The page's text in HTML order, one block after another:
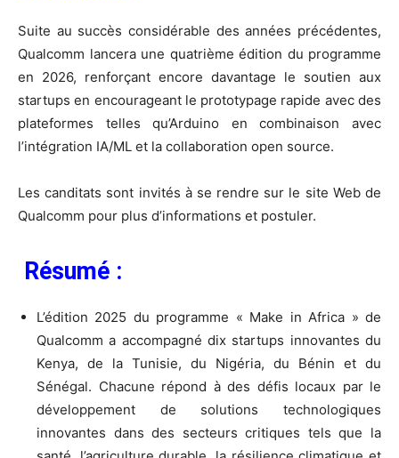
Suite au succès considérable des années précédentes,
Qualcomm lancera une quatrième édition du programme
en 2026, renforçant encore davantage le soutien aux
startups en encourageant le prototypage rapide avec des
plateformes telles qu’Arduino en combinaison avec
l’intégration IA/ML et la collaboration open source.
Les canditats sont invités à se rendre sur le site Web de
Qualcomm pour plus d’informations et postuler.
Résumé :
L’édition 2025 du programme « Make in Africa » de
Qualcomm a accompagné dix startups innovantes du
Kenya, de la Tunisie, du Nigéria, du Bénin et du
Sénégal. Chacune répond à des défis locaux par le
développement de solutions technologiques
innovantes dans des secteurs critiques tels que la